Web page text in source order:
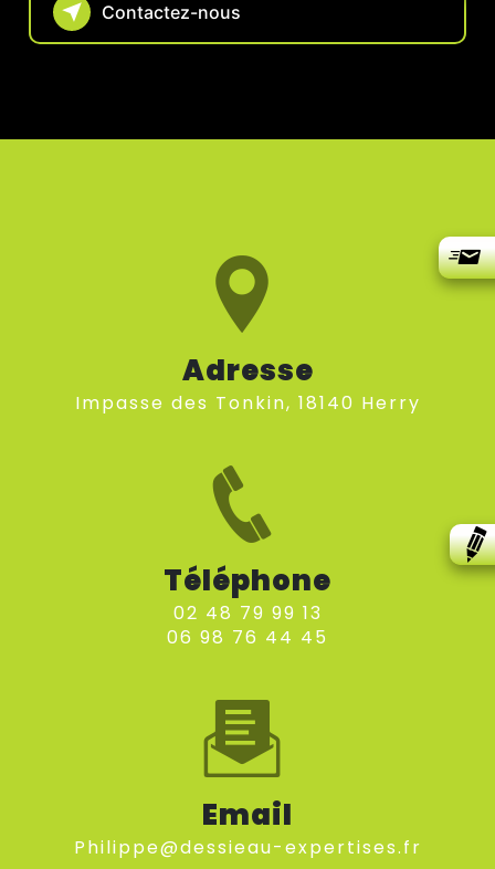
Contactez-nous
Adresse
impasse des Tonkin, 18140 Herry
Téléphone
02 48 79 99 13
06 98 76 44 45
Email
philippe@dessieau-expertises.fr